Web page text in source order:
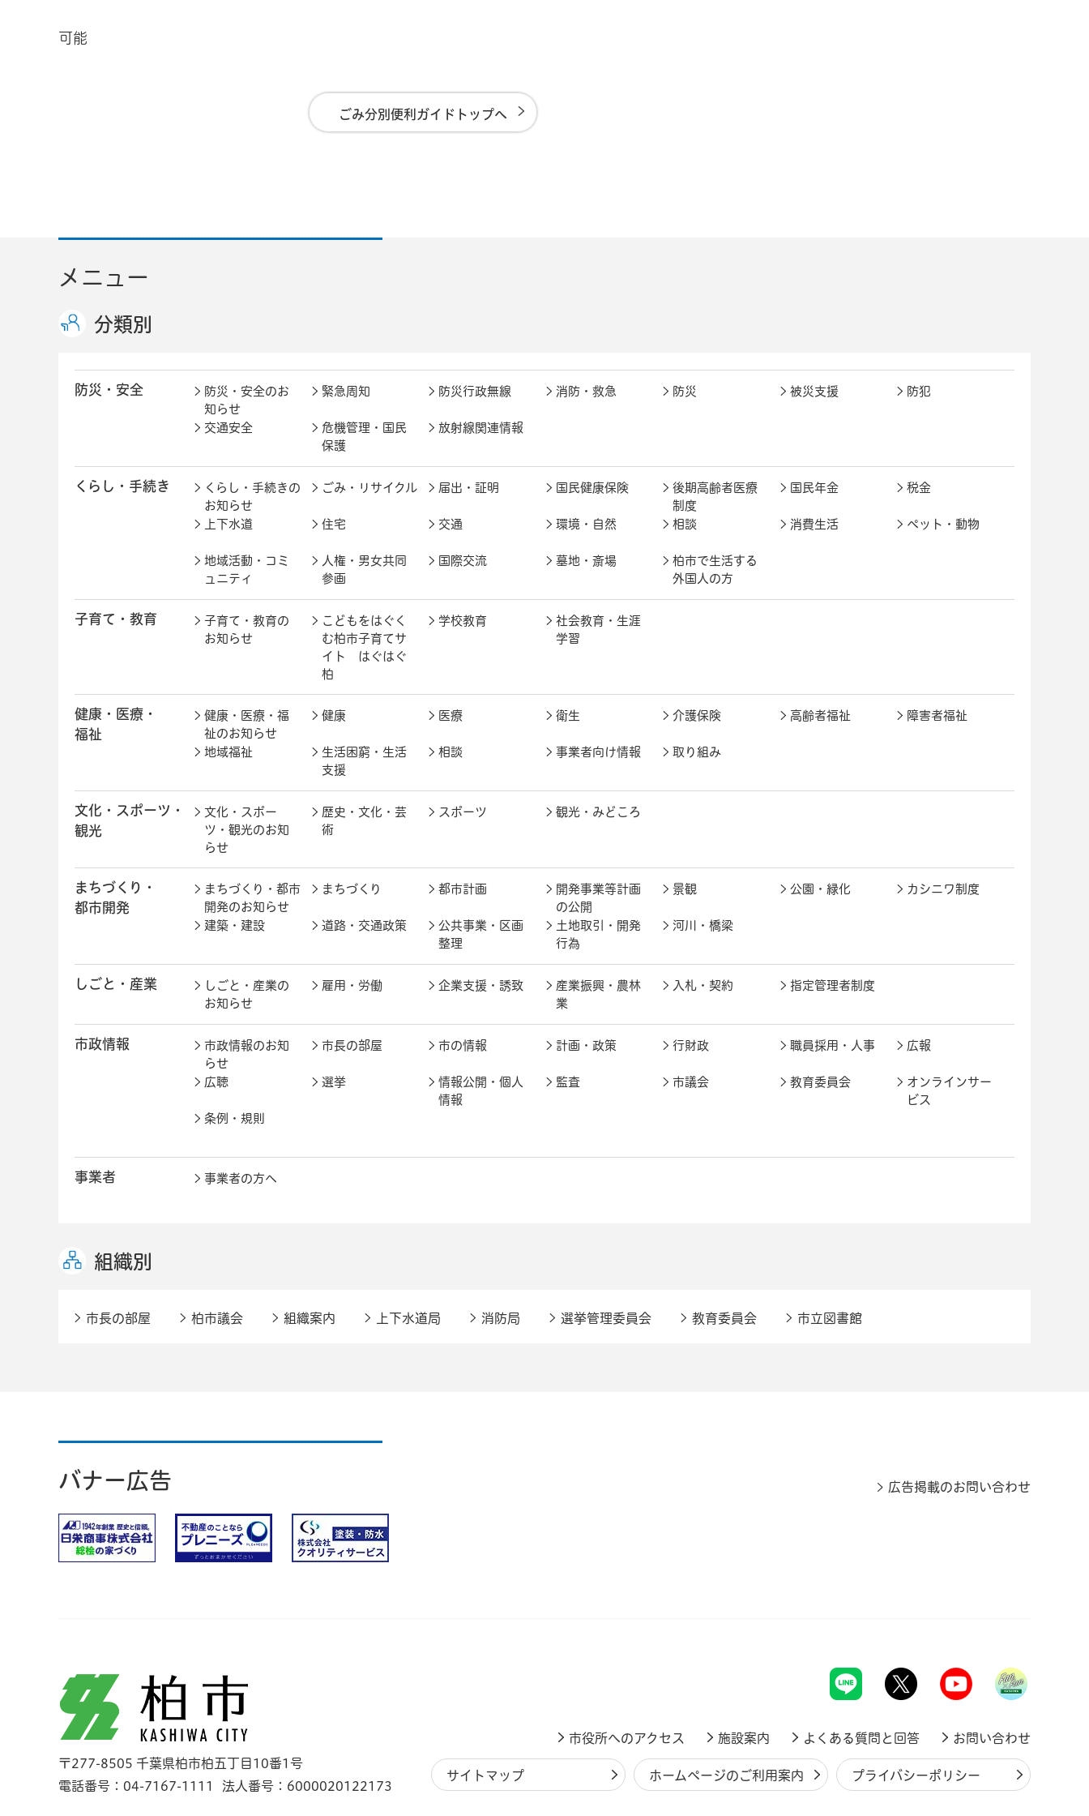
可能
ごみ分別便利ガイドトップへ
メニュー
分類別
防災・安全
防災・安全のお
知らせ
緊急周知 防災行政無線 消防・救急 防災 被災支援 防犯
交通安全
危機管理・国民
保護
放射線関連情報
くらし・手続き
くらし・手続きの
お知らせ
ごみ・リサイクル 届出・証明 国民健康保険
後期高齢者医療
制度
国民年金 税金
上下水道 住宅 交通 環境・自然 相談 消費生活 ペット・動物
地域活動・コミ
ュニティ
人権・男女共同
参画
国際交流 墓地・斎場
柏市で生活する
外国人の方
子育て・教育
子育て・教育の
お知らせ
こどもをはぐく
む柏市子育てサ
イト はぐはぐ
柏
学校教育
社会教育・生涯
学習
健康・医療・
福祉
健康・医療・福
祉のお知らせ
健康 医療 衛生 介護保険 高齢者福祉 障害者福祉
地域福祉
生活困窮・生活
支援
相談 事業者向け情報 取り組み
文化・スポーツ・
観光
文化・スポー
ツ・観光のお知
らせ
歴史・文化・芸
術
スポーツ 観光・みどころ
まちづくり・
都市開発
まちづくり・都市
開発のお知らせ
まちづくり 都市計画
開発事業等計画
の公開
景観 公園・緑化 カシニワ制度
建築・建設 道路・交通政策
公共事業・区画
整理
土地取引・開発
行為
河川・橋梁
しごと・産業
しごと・産業の
お知らせ
雇用・労働 企業支援・誘致
産業振興・農林
業
入札・契約 指定管理者制度
市政情報
市政情報のお知
らせ
市長の部屋 市の情報 計画・政策 行財政 職員採用・人事 広報
広聴 選挙
情報公開・個人
情報
監査 市議会 教育委員会
オンラインサー
ビス
条例・規則
事業者 事業者の方へ
組織別
市長の部屋 柏市議会 組織案内 上下水道局 消防局 選挙管理委員会 教育委員会 市立図書館
バナー広告 広告掲載のお問い合わせ
柏市
〒277-8505 千葉県柏市柏五丁目10番1号
電話番号：04-7167-1111
法人番号：6000020122173
市役所へのアクセス 施設案内 よくある質問と回答 お問い合わせ
サイトマップ ホームページのご利用案内 プライバシーポリシー